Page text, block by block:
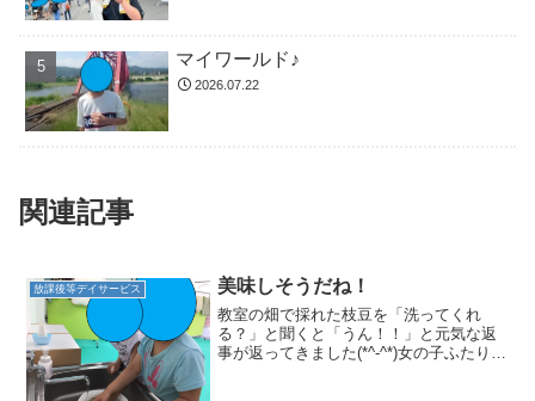
マイワールド♪
2026.07.22
関連記事
放課後等デイサービス 美味しそうだね！
教室の畑で採れた枝豆を「洗ってくれ
る？」と聞くと「うん！！」と元気な返
事が返ってきました(*^-^*)女の子ふたりで